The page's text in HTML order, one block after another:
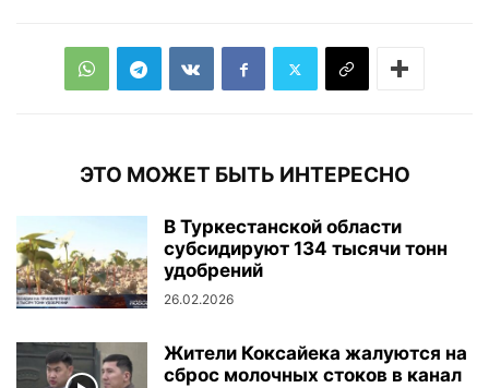
ЭТО МОЖЕТ БЫТЬ ИНТЕРЕСНО
В Туркестанской области
субсидируют 134 тысячи тонн
удобрений
26.02.2026
Жители Коксайека жалуются на
сброс молочных стоков в канал